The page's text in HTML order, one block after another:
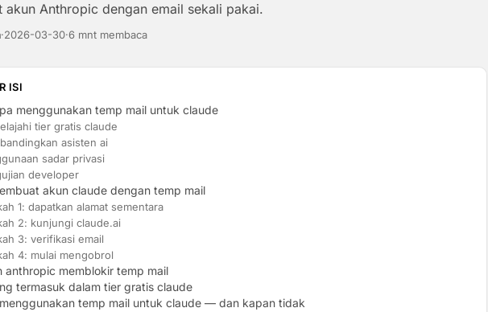
akun Anthropic dengan email sekali pakai.
·2026-03-30·6 mnt membaca
ISI
menggunakan temp mail untuk claude
tier gratis claude
asisten ai
sadar privasi
developer
akun claude dengan temp mail
1: dapatkan alamat sementara
2: kunjungi claude.ai
3: verifikasi email
4: mulai mengobrol
anthropic memblokir temp mail
termasuk dalam tier gratis claude
temp mail untuk claude — dan kapan tidak